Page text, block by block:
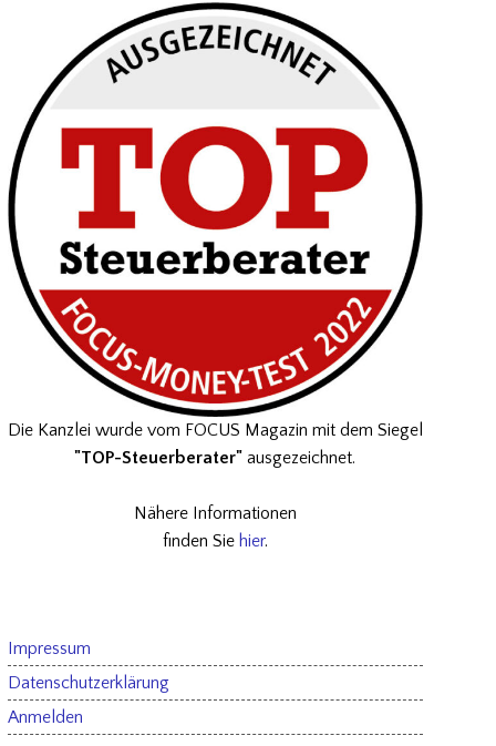
Die Kanzlei wurde vom FOCUS Magazin mit dem Siegel
"TOP-Steuerberater" ausgezeichnet.
Nähere Informationen
finden Sie hier.
Impressum
Datenschutzerklärung
Anmelden